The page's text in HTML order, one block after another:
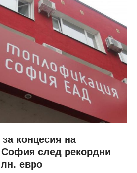
концесия на
след рекордни
евро